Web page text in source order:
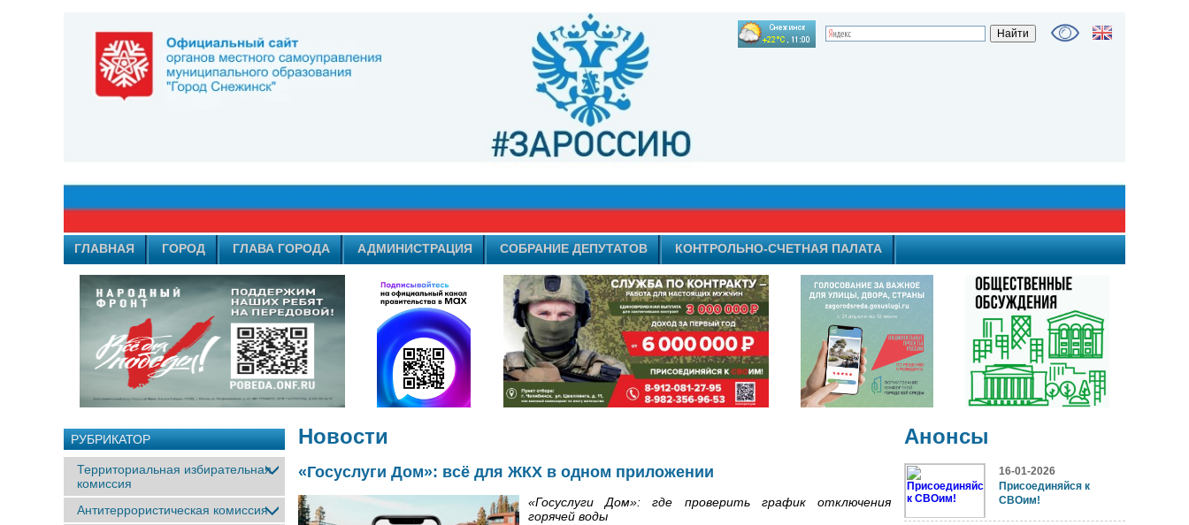
ГЛАВНАЯ ГОРОД ГЛАВА ГОРОДА АДМИНИСТРАЦИЯ СОБРАНИЕ ДЕПУТАТОВ КОНТРОЛЬНО-СЧЕТНАЯ ПАЛАТА
РУБРИКАТОР
Территориальная избирательная
комиссия
Антитеррористическая комиссия
Новости
«Госуслуги Дом»: всё для ЖКХ в одном приложении
«Госуслуги Дом»: где проверить график отключения
горячей воды
Анонсы
16-01-2026
Присоединяйся к
СВОим!